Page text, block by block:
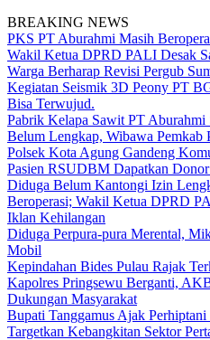
BREAKING NEWS
PKS PT Aburahmi Masih
Wakil Ketua DPRD PALI Desak
Warga Berharap Revisi Pergub
Kegiatan Seismik 3D Peony PT
Bisa Terwujud.
Pabrik Kelapa Sawit PT Aburahmi
Belum Lengkap, Wibawa Pemkab
Polsek Kota Agung Gandeng
Pasien RSUDBM Dapatkan
Diduga Belum Kantongi Izin
Beroperasi; Wakil Ketua DPRD
Iklan Kehilangan
Diduga Perpura-pura Merental,
Mobil
Kepindahan Bides Pulau Rajak
Kapolres Pringsewu Berganti,
Dukungan Masyarakat
Bupati Tanggamus Ajak Perhiptani
Targetkan Kebangkitan Sektor